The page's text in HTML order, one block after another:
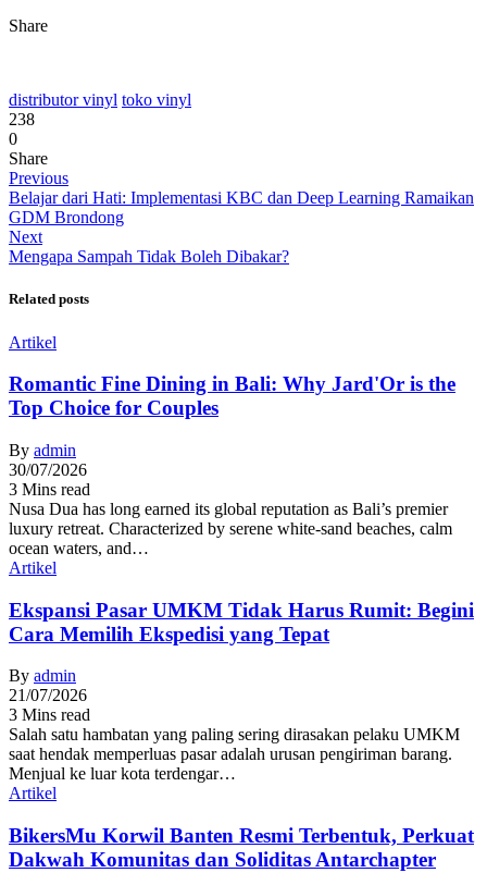
Share
distributor vinyl toko vinyl
238
0
Share
Previous
Belajar dari Hati: Implementasi KBC dan Deep Learning Ramaikan
GDM Brondong
Next
Mengapa Sampah Tidak Boleh Dibakar?
Related posts
Artikel
Romantic Fine Dining in Bali: Why Jard'Or is the
Top Choice for Couples
By admin
30/07/2026
3 Mins read
Nusa Dua has long earned its global reputation as Bali’s premier
luxury retreat. Characterized by serene white-sand beaches, calm
ocean waters, and…
Artikel
Ekspansi Pasar UMKM Tidak Harus Rumit: Begini
Cara Memilih Ekspedisi yang Tepat
By admin
21/07/2026
3 Mins read
Salah satu hambatan yang paling sering dirasakan pelaku UMKM
saat hendak memperluas pasar adalah urusan pengiriman barang.
Menjual ke luar kota terdengar…
Artikel
BikersMu Korwil Banten Resmi Terbentuk, Perkuat
Dakwah Komunitas dan Soliditas Antarchapter